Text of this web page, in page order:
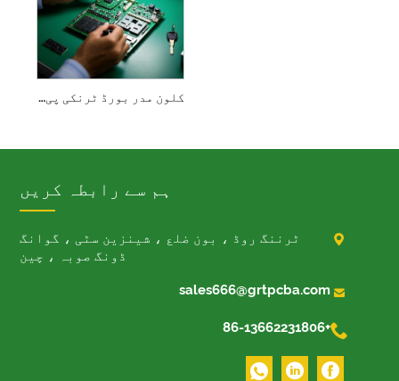
کلون مدر بورڈ ٹرنکی پی سی بی اے اسمبلی
ہم سے رابطہ کریں
ٹرننگ روڈ ، بون ضلع ، شینزین سٹی ، گوانگ
ڈونگ صوبہ ، چین
sales666@grtpcba.com